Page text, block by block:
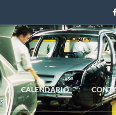
CALENDARIO